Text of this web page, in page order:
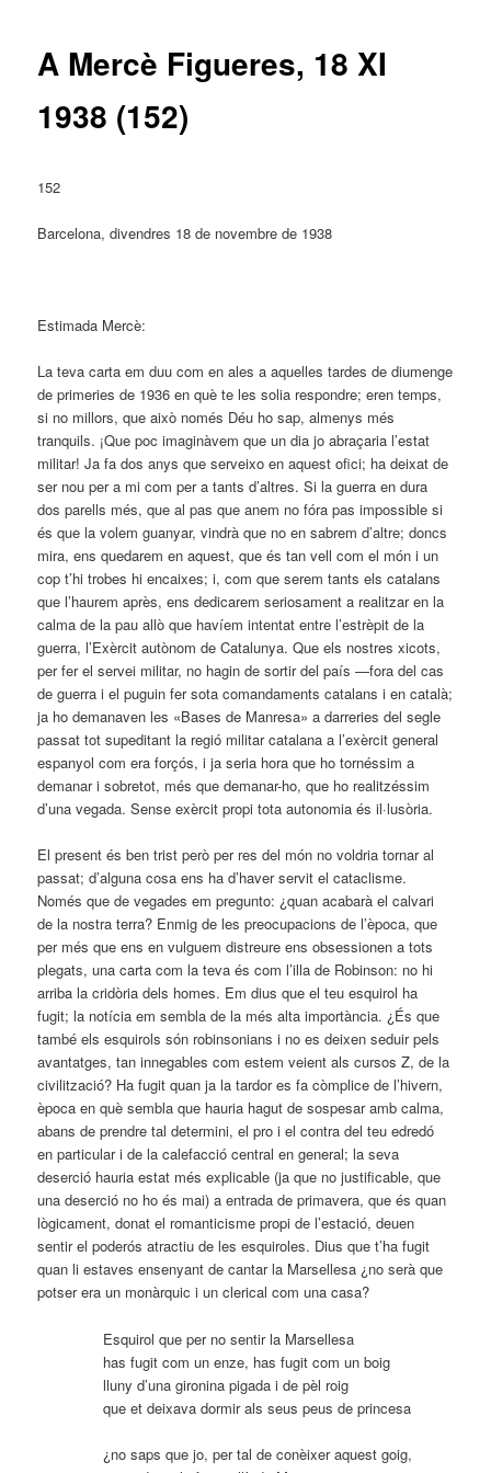
A Mercè Figueres, 18 XI
1938 (152)
152
Barcelona, divendres 18 de novembre de 1938
Estimada Mercè:
La teva carta em duu com en ales a aquelles tardes de diumenge
de primeries de 1936 en què te les solia respondre; eren temps,
si no millors, que això només Déu ho sap, almenys més
tranquils. ¡Que poc imaginàvem que un dia jo abraçaria l’estat
militar! Ja fa dos anys que serveixo en aquest ofici; ha deixat de
ser nou per a mi com per a tants d’altres. Si la guerra en dura
dos parells més, que al pas que anem no fóra pas impossible si
és que la volem guanyar, vindrà que no en sabrem d’altre; doncs
mira, ens quedarem en aquest, que és tan vell com el món i un
cop t’hi trobes hi encaixes; i, com que serem tants els catalans
que l’haurem après, ens dedicarem seriosament a realitzar en la
calma de la pau allò que havíem intentat entre l’estrèpit de la
guerra, l’Exèrcit autònom de Catalunya. Que els nostres xicots,
per fer el servei militar, no hagin de sortir del país —fora del cas
de guerra i el puguin fer sota comandaments catalans i en català;
ja ho demanaven les «Bases de Manresa» a darreries del segle
passat tot supeditant la regió militar catalana a l’exèrcit general
espanyol com era forçós, i ja seria hora que ho tornéssim a
demanar i sobretot, més que demanar-ho, que ho realitzéssim
d’una vegada. Sense exèrcit propi tota autonomia és il·lusòria.
El present és ben trist però per res del món no voldria tornar al
passat; d’alguna cosa ens ha d’haver servit el cataclisme.
Només que de vegades em pregunto: ¿quan acabarà el calvari
de la nostra terra? Enmig de les preocupacions de l’època, que
per més que ens en vulguem distreure ens obsessionen a tots
plegats, una carta com la teva és com l’illa de Robinson: no hi
arriba la cridòria dels homes. Em dius que el teu esquirol ha
fugit; la notícia em sembla de la més alta importància. ¿És que
també els esquirols són robinsonians i no es deixen seduir pels
avantatges, tan innegables com estem veient als cursos Z, de la
civilització? Ha fugit quan ja la tardor es fa còmplice de l’hivern,
època en què sembla que hauria hagut de sospesar amb calma,
abans de prendre tal determini, el pro i el contra del teu edredó
en particular i de la calefacció central en general; la seva
deserció hauria estat més explicable (ja que no justificable, que
una deserció no ho és mai) a entrada de primavera, que és quan
lògicament, donat el romanticisme propi de l’estació, deuen
sentir el poderós atractiu de les esquiroles. Dius que t’ha fugit
quan li estaves ensenyant de cantar la Marsellesa ¿no serà que
potser era un monàrquic i un clerical com una casa?
Esquirol que per no sentir la Marsellesa
has fugit com un enze, has fugit com un boig
lluny d’una gironina pigada i de pèl roig
que et deixava dormir als seus peus de princesa
¿no saps que jo, per tal de conèixer aquest goig,